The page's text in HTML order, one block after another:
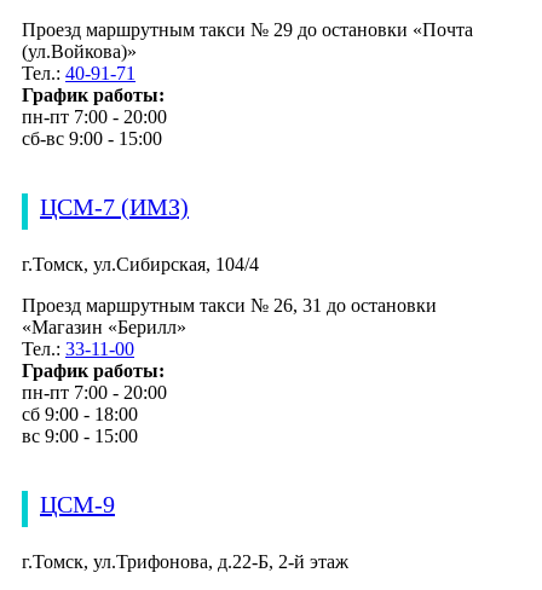
Проезд маршрутным такси № 29 до остановки «Почта
(ул.Войкова)»
Тел.: 40-91-71
График работы:
пн-пт 7:00 - 20:00
сб-вс 9:00 - 15:00
ЦСМ-7 (ИМЗ)
г.Томск, ул.Сибирская, 104/4
Проезд маршрутным такси № 26, 31 до остановки
«Магазин «Берилл»
Тел.: 33-11-00
График работы:
пн-пт 7:00 - 20:00
сб 9:00 - 18:00
вс 9:00 - 15:00
ЦСМ-9
г.Томск, ул.Трифонова, д.22-Б, 2-й этаж